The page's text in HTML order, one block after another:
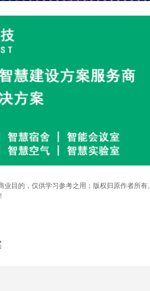
目的，仅供学习参考之用；版权归原作者所